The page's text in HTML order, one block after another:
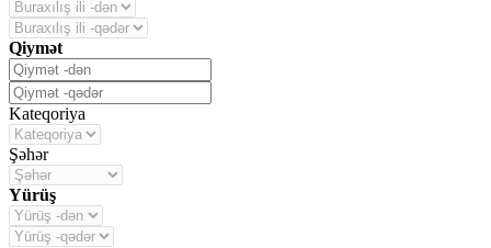
Qiymət
Kateqoriya
Şəhər
Yürüş